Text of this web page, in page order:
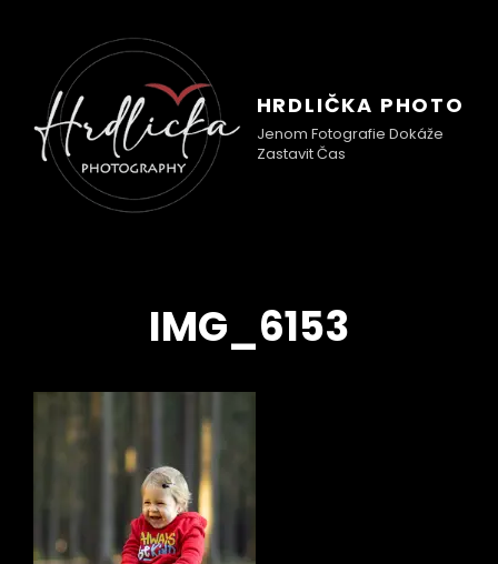
HRDLIČKA PHOTO
Jenom Fotografie Dokáže
Zastavit Čas
IMG_6153